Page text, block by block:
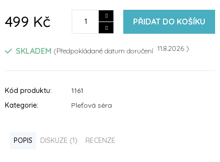
499 Kč PŘIDAT DO KOŠÍKU
SKLADEM 11.8.2026
Kód produktu:
1161
Kategorie: Pleťová séra
POPIS DISKUZE (1) RECENZE